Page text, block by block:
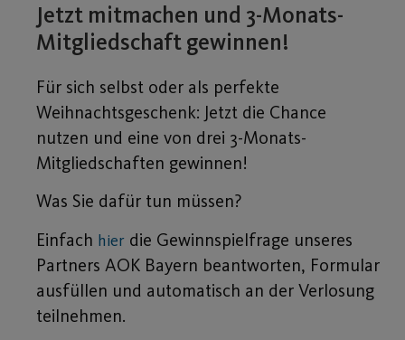
Jetzt mitmachen und 3-Monats-
Mitgliedschaft gewinnen!
Für sich selbst oder als perfekte
Weihnachtsgeschenk: Jetzt die Chance
nutzen und eine von drei 3-Monats-
Mitgliedschaften gewinnen!
Was Sie dafür tun müssen?
Einfach hier die Gewinnspielfrage unseres
Partners AOK Bayern beantworten, Formular
ausfüllen und automatisch an der Verlosung
teilnehmen.